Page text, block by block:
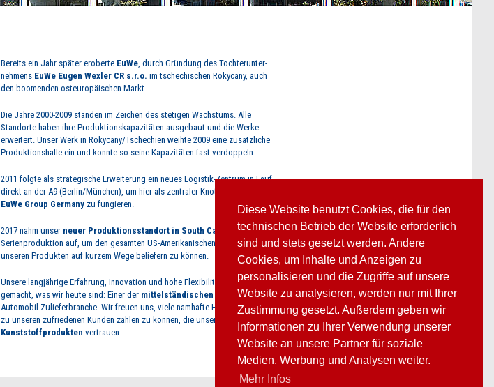
Diese Website benutzt Cookies, die für den
technischen Betrieb der Website erforderlich
sind und stets gesetzt werden. Andere
Cookies, um Inhalte und Anzeigen zu
personalisieren und die Zugriffe auf unsere
Website zu analysieren, werden nur mit Ihrer
Zustimmung gesetzt. Außerdem geben wir
Informationen zu Ihrer Verwendung unserer
Website an unsere Partner für soziale
Medien, Werbung und Analysen weiter.
Mehr Infos
Bereits ein Jahr später eroberte EuWe, durch Gründung des Tochterunter-
nehmens EuWe Eugen Wexler CR s.r.o. im tschechischen Rokycany, auch
den boomenden osteuropäischen Markt.
Die Jahre 2000-2009 standen im Zeichen des stetigen Wachstums. Alle
Standorte haben ihre Produktionskapazitäten ausgebaut und die Werke
erweitert. Unser Werk in Rokycany/Tschechien weihte 2009 eine zusätzliche
Produktionshalle ein und konnte so seine Kapazitäten fast verdoppeln.
2011 folgte als strategische Erweiterung ein neues Logistik-Zentrum in Lauf,
direkt an der A9 (Berlin/München), um hier als zentraler Knotenpunkt für die
EuWe Group Germany zu fungieren.
2017 nahm unser neuer Produktionsstandort in South Carolina / USAseine
Serienproduktion auf, um den gesamten US-Amerikanischen Markt mit
unseren Produkten auf kurzem Wege beliefern zu können.
Unsere langjährige Erfahrung, Innovation und hohe Flexibilität hat uns zu dem
gemacht, was wir heute sind: Einer der mittelständischen Marktführerin der
Automobil-Zulieferbranche. Wir freuen uns, viele namhafte Hersteller weltweit
zu unseren zufriedenen Kunden zählen zu können, die unseren
Hightech-
Kunststoffprodukten vertrauen.